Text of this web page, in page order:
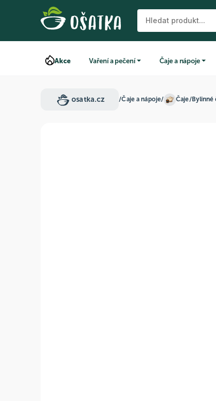
Akce Vaření a pečení Čaje a nápoje
osatka.cz /Čaje a nápoje/ Čaje/Bylinné